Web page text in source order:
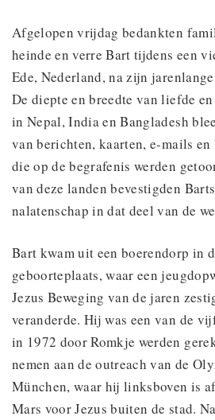
Afgelopen vrijdag bedankten
heinde en verre Bart tijdens een
Ede, Nederland, na zijn
De diepte en breedte van liefde
in Nepal, India en Bangladesh
van berichten, kaarten, e-mails en
die op de begrafenis werden
van deze landen bevestigden
nalatenschap in dat deel van de
Bart kwam uit een boerendorp in
geboorteplaats, waar een
Jezus Beweging van de jaren
veranderde. Hij was een van de
in 1972 door Romkje werden
nemen aan de outreach van de
München, waar hij linksboven is
Mars voor Jezus buiten de stad.